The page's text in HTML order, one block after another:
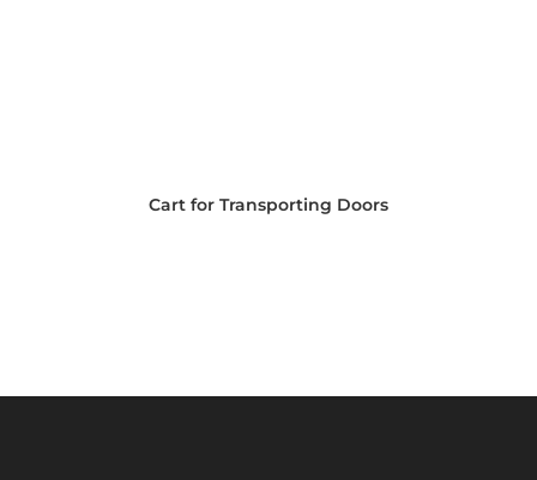
Cart for Transporting Doors